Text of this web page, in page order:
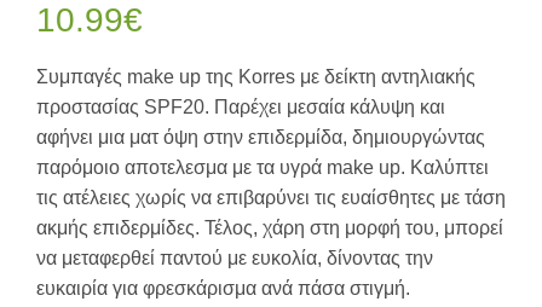
10.99€
Συμπαγές make up της Korres με δείκτη αντηλιακής
προστασίας SPF20. Παρέχει μεσαία κάλυψη και
αφήνει μια ματ όψη στην επιδερμίδα, δημιουργώντας
παρόμοιο αποτελεσμα με τα υγρά make up. Καλύπτει
τις ατέλειες χωρίς να επιβαρύνει τις ευαίσθητες με τάση
ακμής επιδερμίδες. Τέλος, χάρη στη μορφή του, μπορεί
να μεταφερθεί παντού με ευκολία, δίνοντας την
ευκαιρία για φρεσκάρισμα ανά πάσα στιγμή.